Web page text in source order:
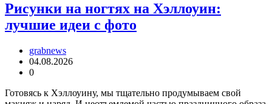
Рисунки на ногтях на Хэллоуин:
лучшие идеи с фото
grabnews
04.08.2026
0
Готовясь к Хэллоуину, мы тщательно продумываем свой